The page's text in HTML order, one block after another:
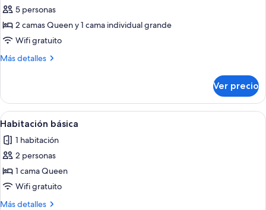
fotos
de
Habitación
triple
5 personas
2 camas Queen y 1 cama individual grande
Wifi gratuito
Más detalles
Más
triple
familiar
Ver precio
Abrir
todas
las
fotos
de
Habitación
básica
Habitación de hotel con cama,
4
Habitación básica
1 habitación
2 personas
1 cama Queen
Wifi gratuito
Más detalles
Más